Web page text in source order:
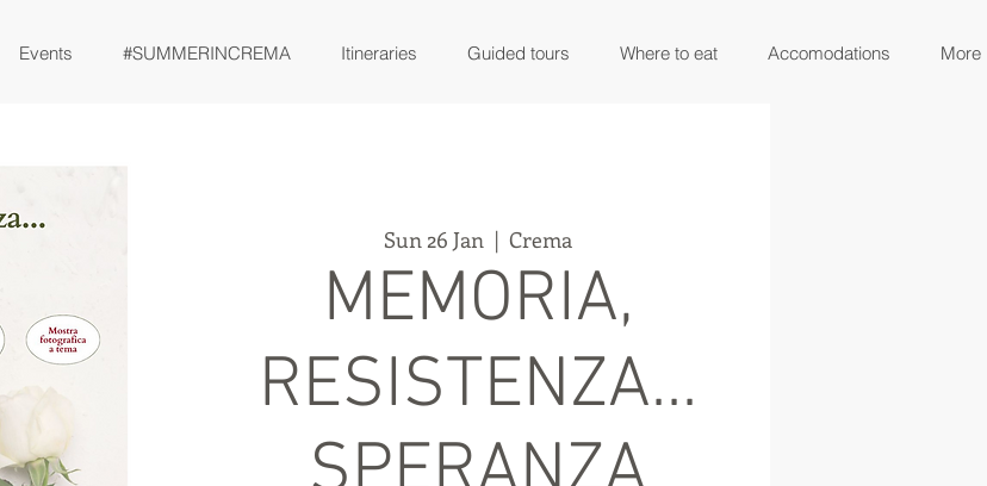
Events #SUMMERINCREMA Itineraries Guided tours Where to eat Accomodations More
Sun 26 Jan
  |
Crema
MEMORIA,
RESISTENZA...